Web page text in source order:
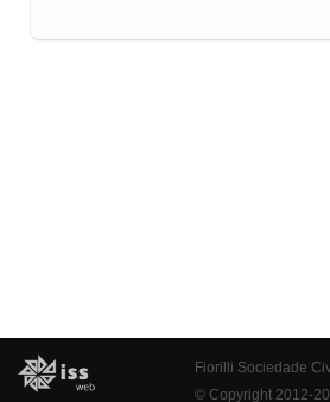
Fiorilli Sociedade
© Copyright 2012-